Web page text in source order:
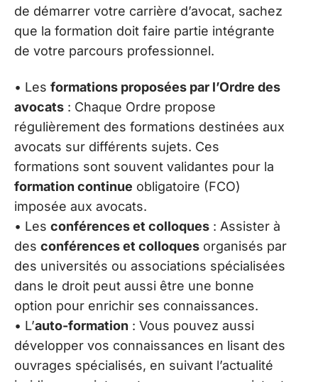
de démarrer votre carrière d’avocat, sachez
que la formation doit faire partie intégrante
de votre parcours professionnel.
• Les formations proposées par l’Ordre des
avocats : Chaque Ordre propose
régulièrement des formations destinées aux
avocats sur différents sujets. Ces
formations sont souvent validantes pour la
formation continue obligatoire (FCO)
imposée aux avocats.
• Les conférences et colloques : Assister à
des conférences et colloques organisés par
des universités ou associations spécialisées
dans le droit peut aussi être une bonne
option pour enrichir ses connaissances.
• L’auto-formation : Vous pouvez aussi
développer vos connaissances en lisant des
ouvrages spécialisés, en suivant l’actualité